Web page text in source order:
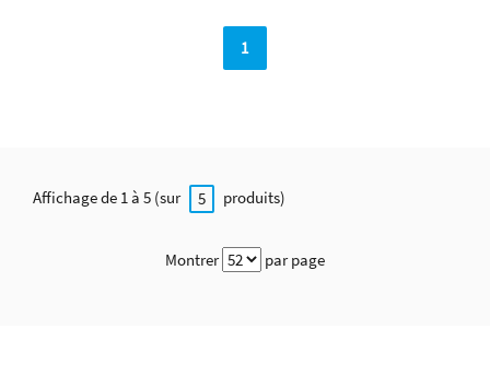
1
Affichage de 1 à 5 (sur 5 produits)
Montrer par page